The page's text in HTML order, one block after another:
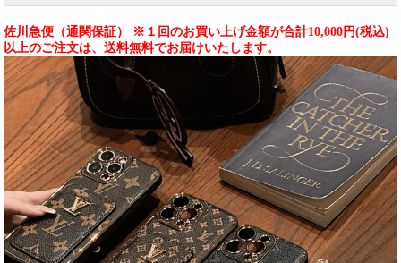
佐川急便（通関保証） ※１回のお買い上げ金額が合計10,000円(税込)
以上のご注文は、送料無料でお届けいたします。